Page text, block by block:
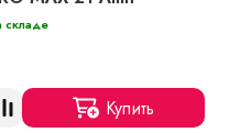
складе
Купить